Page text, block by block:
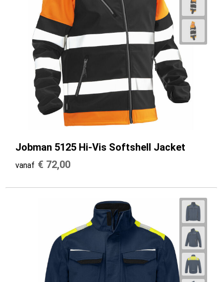
Jobman 5125 Hi-Vis Softshell Jacket
vanaf € 72,00